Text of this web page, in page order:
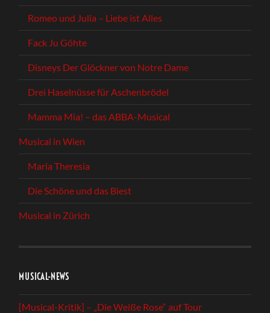
Romeo und Julia – Liebe ist Alles
Fack Ju Göhte
Disneys Der Glöckner von Notre Dame
Drei Haselnüsse für Aschenbrödel
Mamma Mia! – das ABBA-Musical
Musical in Wien
Maria Theresia
Die Schöne und das Biest
Musical in Zürich
MUSICAL-NEWS
[Musical-Kritik] – „Die Weiße Rose“ auf Tour